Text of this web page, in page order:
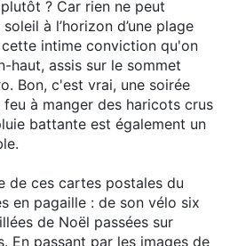
? Car rien ne peut
à l’horizon d’une plage
cette intime conviction qu'on
haut, assis sur le sommet
Bon, c'est vrai, une soirée
à manger des haricots crus
battante est également un
de ces cartes postales du
en pagaille : de son vélo six
de Noël passées sur
En passant par les images de